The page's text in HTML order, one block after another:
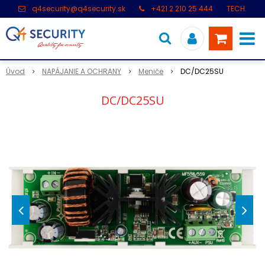
q4security@q4security.sk +421 2 210 25 444
TECH.
Úvod NAPÁJANIE A OCHRANY Meniče DC/DC25SU
DC/DC25SU